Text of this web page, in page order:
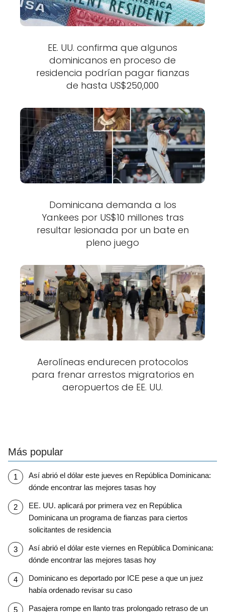
EE. UU. confirma que algunos
dominicanos en proceso de
residencia podrían pagar fianzas
de hasta US$250,000
Dominicana demanda a los
Yankees por US$10 millones tras
resultar lesionada por un bate en
pleno juego
Aerolíneas endurecen protocolos
para frenar arrestos migratorios en
aeropuertos de EE. UU.
Más popular
Así abrió el dólar este jueves en República Dominicana:
dónde encontrar las mejores tasas hoy
EE. UU. aplicará por primera vez en República
Dominicana un programa de fianzas para ciertos
solicitantes de residencia
Así abrió el dólar este viernes en República Dominicana:
dónde encontrar las mejores tasas hoy
Dominicano es deportado por ICE pese a que un juez
había ordenado revisar su caso
Pasajera rompe en llanto tras prolongado retraso de un